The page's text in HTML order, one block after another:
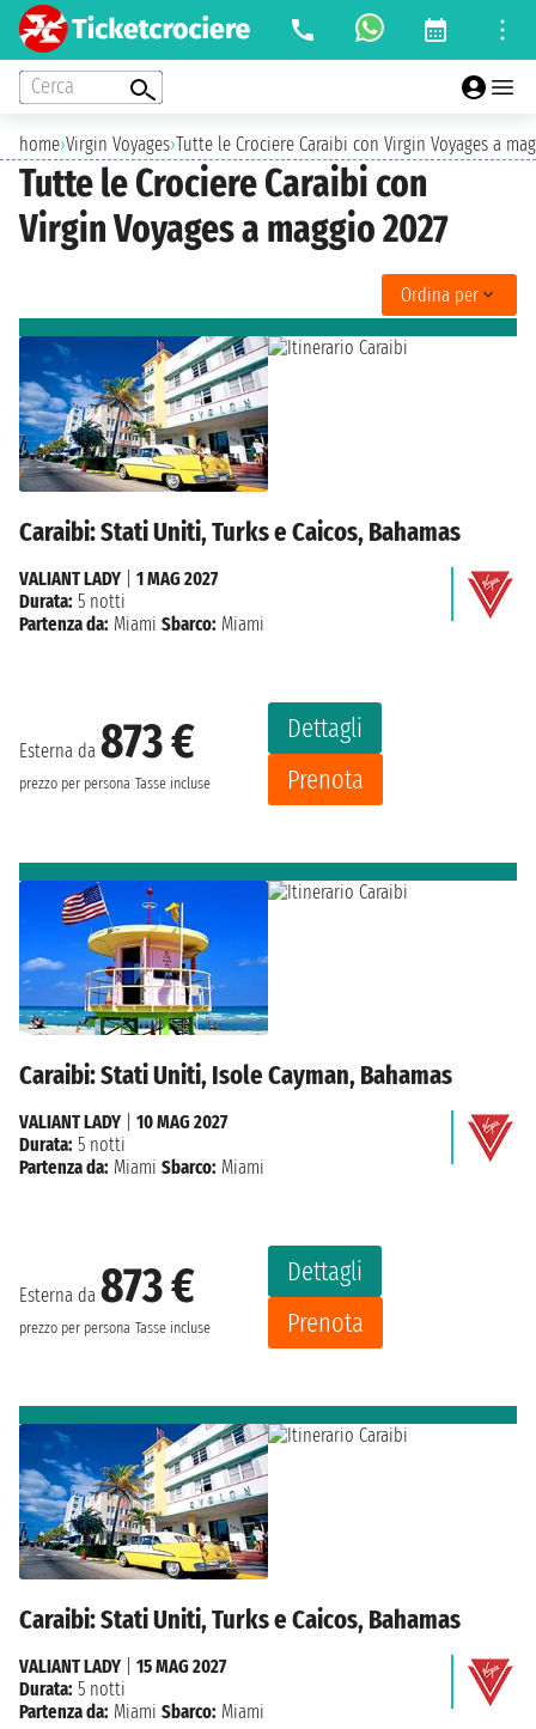
Cerca
home›Virgin Voyages›Tutte le Crociere Caraibi con Virgin Voyages a
Tutte le Crociere Caraibi con
Virgin Voyages a maggio 2027
Ordina per
Caraibi: Stati Uniti, Turks e Caicos, Bahamas
Esterna da 873 €
prezzo per persona Tasse incluse
Dettagli
Prenota
VALIANT LADY
1 MAG 2027
Durata: 5 notti
Partenza da: Miami Sbarco: Miami
Caraibi: Stati Uniti, Isole Cayman, Bahamas
Esterna da 873 €
prezzo per persona Tasse incluse
Dettagli
Prenota
VALIANT LADY
10 MAG 2027
Durata: 5 notti
Partenza da: Miami Sbarco: Miami
Caraibi: Stati Uniti, Turks e Caicos, Bahamas
VALIANT LADY
15 MAG 2027
Durata: 5 notti
Partenza da: Miami Sbarco: Miami